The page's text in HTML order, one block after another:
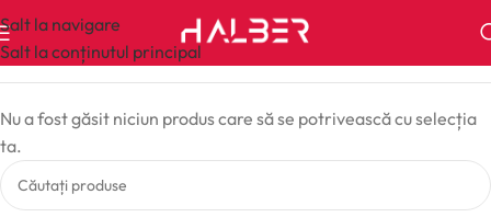
Salt la navigare
Salt la conținutul principal
Nu a fost găsit niciun produs care să se potrivească cu selecția
ta.